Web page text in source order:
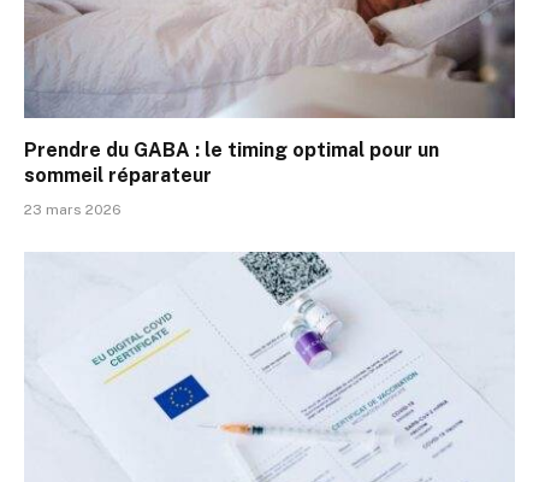
Prendre du GABA : le timing optimal pour un
sommeil réparateur
23 mars 2026